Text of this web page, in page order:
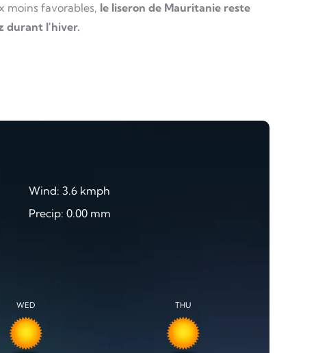
moins favorables, le liseron de Mauritanie reste
durant l'hiver.
Wind: 3.6 kmph
Precip: 0.00 mm
WED THU